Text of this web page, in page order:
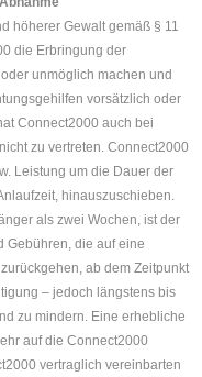
höherer Gewalt gemäß § 11
die Erbringung der
unmöglich machen und
vorsätzlich oder
Connect2000 auch bei
zu vertreten. Connect2000
Leistung um die Dauer der
hinauszuschieben.
als zwei Wochen, ist der
Gebühren, die auf eine
ab dem Zeitpunkt
– jedoch längstens bis
zu mindern. Eine erhebliche
auf die Connect2000
vertraglich vereinbarten